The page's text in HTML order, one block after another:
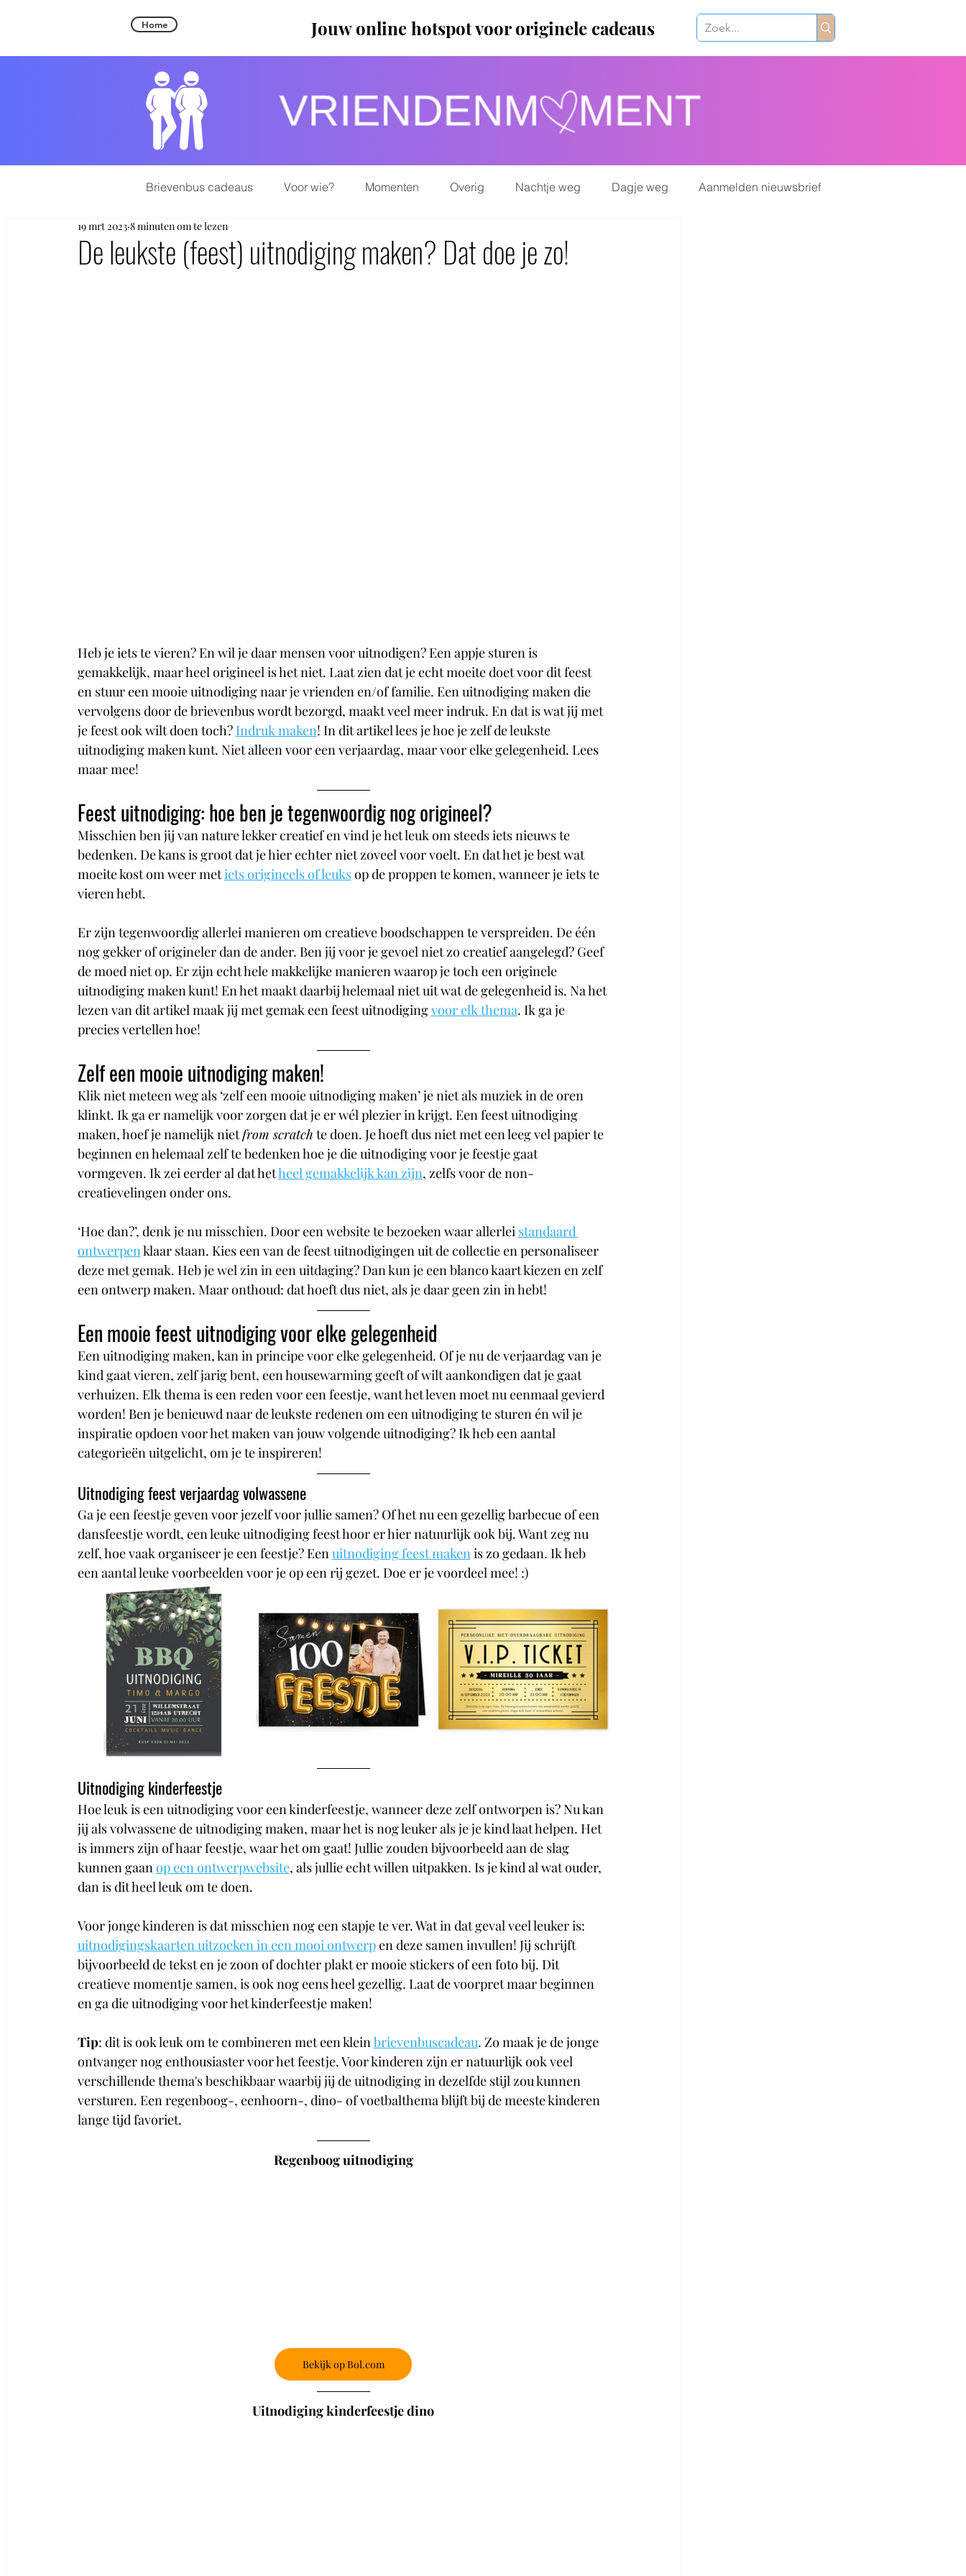
Home Jouw online hotspot voor originele cadeaus
Brievenbus cadeaus Voor wie? Momenten Overig Nachtje weg Dagje weg Aanmelden nieuwsbrief
De leukste (feest) uitnodiging maken? Dat doe je zo!
19 mrt 2023 8 minuten om te lezen
Heb je iets te vieren? En wil je daar mensen voor uitnodigen? Een appje sturen is
gemakkelijk, maar heel origineel is het niet. Laat zien dat je echt moeite doet voor dit feest
en stuur een mooie uitnodiging naar je vrienden en/of familie. Een uitnodiging maken die
vervolgens door de brievenbus wordt bezorgd, maakt veel meer indruk. En dat is wat jij met
je feest ook wilt doen toch? Indruk maken! In dit artikel lees je hoe je zelf de leukste
uitnodiging maken kunt. Niet alleen voor een verjaardag, maar voor elke gelegenheid. Lees
maar mee!
Feest uitnodiging: hoe ben je tegenwoordig nog origineel?
Misschien ben jij van nature lekker creatief en vind je het leuk om steeds iets nieuws te
bedenken. De kans is groot dat je hier echter niet zoveel voor voelt. En dat het je best wat
moeite kost om weer met iets origineels of leuks op de proppen te komen, wanneer je iets te
vieren hebt.
Er zijn tegenwoordig allerlei manieren om creatieve boodschappen te verspreiden. De één
nog gekker of origineler dan de ander. Ben jij voor je gevoel niet zo creatief aangelegd? Geef
de moed niet op. Er zijn echt hele makkelijke manieren waarop je toch een originele
uitnodiging maken kunt! En het maakt daarbij helemaal niet uit wat de gelegenheid is. Na het
lezen van dit artikel maak jij met gemak een feest uitnodigingvoor elk thema. Ik ga je
precies vertellen hoe!
Zelf een mooie uitnodiging maken!
Klik niet meteen weg als ‘zelf een mooie uitnodiging maken’ je niet als muziek in de oren
klinkt. Ik ga er namelijk voor zorgen dat je er wél plezier in krijgt. Een feest uitnodiging
maken, hoef je namelijk niet from scratch te doen. Je hoeft dus niet met een leeg vel papier te
beginnen en helemaal zelf te bedenken hoe je die uitnodiging voor je feestje gaat
vormgeven. Ik zei eerder al dat het heel gemakkelijk kan zijn, zelfs voor de non-
creatievelingen onder ons.
‘Hoe dan?’, denk je nu misschien. Door een website te bezoeken waar allerlei standaard
ontwerpen klaar staan. Kies een van de feest uitnodigingen uit de collectie en personaliseer
deze met gemak. Heb je wel zin in een uitdaging? Dan kun je een blanco kaart kiezen en zelf
een ontwerp maken. Maar onthoud: dat hoeft dus niet, als je daar geen zin in hebt!
Een mooie feest uitnodiging voor elke gelegenheid
Een uitnodiging maken, kan in principe voor elke gelegenheid. Of je nu de verjaardag van je
kind gaat vieren, zelf jarig bent, een housewarming geeft of wilt aankondigen dat je gaat
verhuizen. Elk thema is een reden voor een feestje, want het leven moet nu eenmaal gevierd
worden! Ben je benieuwd naar de leukste redenen om een uitnodiging te sturen én wil je
inspiratie opdoen voor het maken van jouw volgende uitnodiging? Ik heb een aantal
categorieën uitgelicht, om je te inspireren!
Uitnodiging feest verjaardag volwassene
Ga je een feestje geven voor jezelf voor jullie samen? Of het nu een gezellig barbecue of een
dansfeestje wordt, een leuke uitnodiging feest hoor er hier natuurlijk ook bij. Want zeg nu
zelf, hoe vaak organiseer je een feestje? Een uitnodiging feest maken is zo gedaan. Ik heb
een aantal leuke voorbeelden voor je op een rij gezet. Doe er je voordeel mee! :)
Uitnodiging kinderfeestje
Hoe leuk is een uitnodiging voor een kinderfeestje, wanneer deze zelf ontworpen is? Nu kan
jij als volwassene de uitnodiging maken, maar het is nog leuker als je je kind laat helpen. Het
is immers zijn of haar feestje, waar het om gaat! Jullie zouden bijvoorbeeld aan de slag
kunnen gaan op een ontwerpwebsite, als jullie echt willen uitpakken. Is je kind al wat ouder,
dan is dit heel leuk om te doen.
Voor jonge kinderen is dat misschien nog een stapje te ver. Wat in dat geval veel leuker is:
uitnodigingskaarten uitzoeken in een mooi ontwerp en deze samen invullen! Jij schrijft
bijvoorbeeld de tekst en je zoon of dochter plakt er mooie stickers of een foto bij. Dit
creatieve momentje samen, is ook nog eens heel gezellig. Laat de voorpret maar beginnen
en ga die uitnodiging voor het kinderfeestje maken!
Tip: dit is ook leuk om te combineren met een klein brievenbuscadeau. Zo maak je de jonge
ontvanger nog enthousiaster voor het feestje. Voor kinderen zijn er natuurlijk ook veel
verschillende thema's beschikbaar waarbij jij de uitnodiging in dezelfde stijl zou kunnen
versturen. Een regenboog-, eenhoorn-, dino- of voetbalthema blijft bij de meeste kinderen
lange tijd favoriet.
Regenboog uitnodiging
Bekijk op Bol.com
Uitnodiging kinderfeestje dino